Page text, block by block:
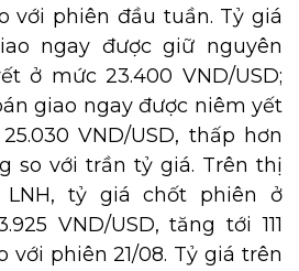
với phiên đầu tuần. Tỷ giá
ngay được giữ nguyên
ở mức 23.400 VND/USD;
giao ngay được niêm yết
VND/USD, thấp hơn
so với trần tỷ giá. Trên thị
LNH, tỷ giá chốt phiên ở
VND/USD, tăng tới 111
với phiên 21/08. Tỷ giá trên